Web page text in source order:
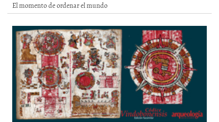
El momento de ordenar el mundo